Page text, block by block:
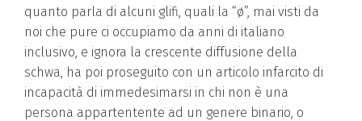
quanto parla di alcuni glifi, quali la “ø”, mai visti da
noi che pure ci occupiamo da anni di italiano
inclusivo, e ignora la crescente diffusione della
schwa, ha poi proseguito con un articolo infarcito di
incapacità di immedesimarsi in chi non è una
persona appartentente ad un genere binario, o